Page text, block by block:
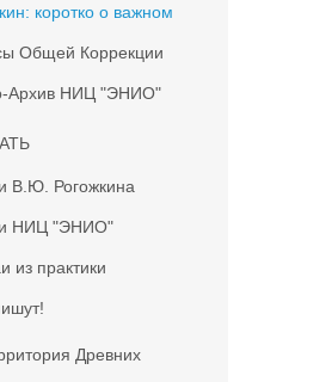
коротко о важном
Общей Коррекции
Архив НИЦ "ЭНИО"
В.Ю. Рогожкина
НИЦ "ЭНИО"
из практики
Древних